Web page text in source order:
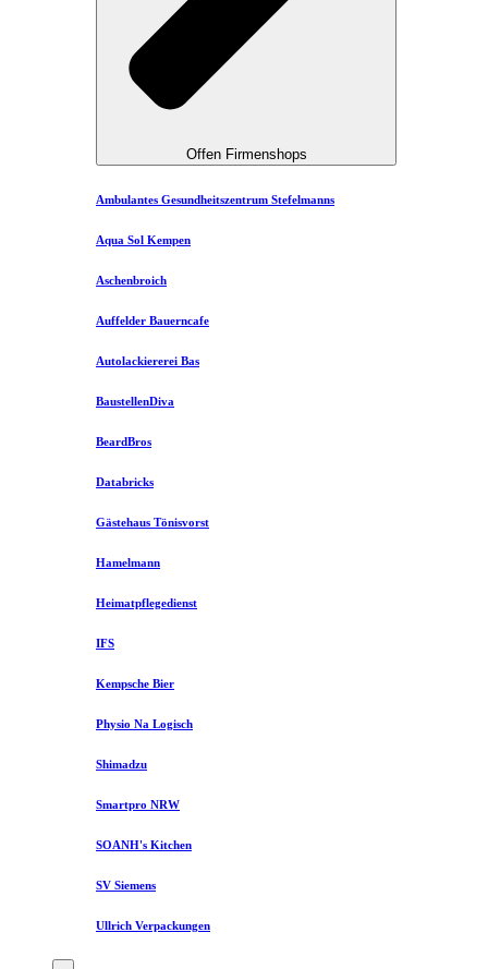
Offen Firmenshops
Ambulantes Gesundheitszentrum Stefelmanns
Aqua Sol Kempen
Aschenbroich
Auffelder Bauerncafe
Autolackiererei Bas
BaustellenDiva
BeardBros
Databricks
Gästehaus Tönisvorst
Hamelmann
Heimatpflegedienst
IFS
Kempsche Bier
Physio Na Logisch
Shimadzu
Smartpro NRW
SOANH's Kitchen
SV Siemens
Ullrich Verpackungen